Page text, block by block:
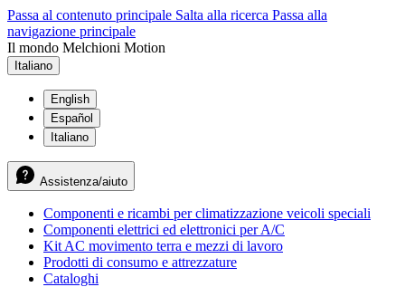
Passa al contenuto principale Salta alla ricerca Passa alla
navigazione principale
Il mondo Melchioni Motion
Italiano
English
Español
Italiano
Assistenza/aiuto
Componenti e ricambi per climatizzazione veicoli speciali
Componenti elettrici ed elettronici per A/C
Kit AC movimento terra e mezzi di lavoro
Prodotti di consumo e attrezzature
Cataloghi